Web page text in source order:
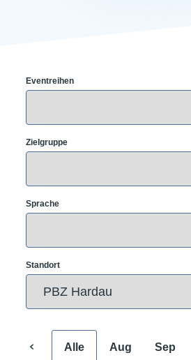
Eventreihen
Zielgruppe
Sprache
Standort
Alle Aug Sep